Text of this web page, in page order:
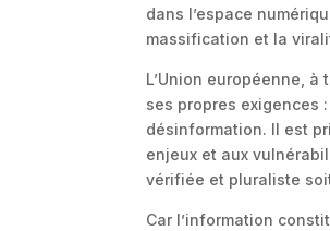
dans l’espace
massification et la
L’Union européenne,
ses propres exigences
désinformation. Il est
enjeux et aux
vérifiée et pluraliste
Car l’information